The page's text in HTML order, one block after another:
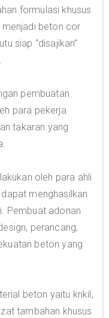
formulasi khusus
menjadi beton cor
siap “disajikan”
pembuatan
para pekerja
takaran yang
oleh para ahli
menghasilkan
Pembuat adonan
perancang,
beton yang
beton yaitu krikil,
tambahan khusus